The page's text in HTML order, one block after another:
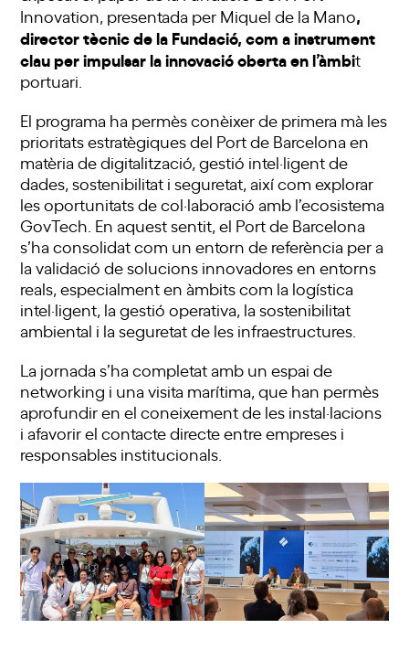
Innovation, presentada per Miquel de la Mano,
director tècnic de la Fundació, com a instrument
clau per impulsar la innovació oberta en l’àmbit
portuari.
El programa ha permès conèixer de primera mà les
prioritats estratègiques del Port de Barcelona en
matèria de digitalització, gestió intel·ligent de
dades, sostenibilitat i seguretat, així com explorar
les oportunitats de col·laboració amb l’ecosistema
GovTech. En aquest sentit, el Port de Barcelona
s’ha consolidat com un entorn de referència per a
la validació de solucions innovadores en entorns
reals, especialment en àmbits com la logística
intel·ligent, la gestió operativa, la sostenibilitat
ambiental i la seguretat de les infraestructures.
La jornada s’ha completat amb un espai de
networking i una visita marítima, que han permès
aprofundir en el coneixement de les instal·lacions
i afavorir el contacte directe entre empreses i
responsables institucionals.